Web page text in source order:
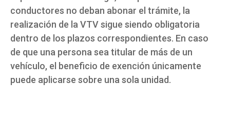
conductores no deban abonar el trámite, la
realización de la VTV sigue siendo obligatoria
dentro de los plazos correspondientes. En caso
de que una persona sea titular de más de un
vehículo, el beneficio de exención únicamente
puede aplicarse sobre una sola unidad.